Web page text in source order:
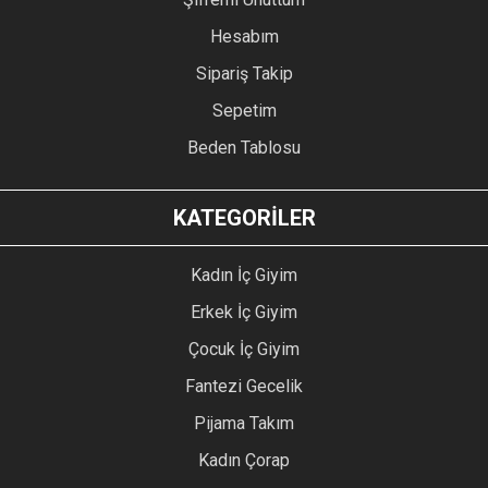
Hesabım
Sipariş Takip
Sepetim
Beden Tablosu
KATEGORİLER
Kadın İç Giyim
Erkek İç Giyim
Çocuk İç Giyim
Fantezi Gecelik
Pijama Takım
Kadın Çorap